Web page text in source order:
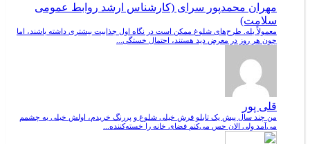
مهران محمدپور سرای (کارشناس ارشد روابط عمومی
سلامت)
معمولاً بله. طرح‌های شلوغ ممکن است در نگاه اول جذابیت بیشتری داشته باشند، اما
چون هر روز در معرض دید هستند، احتمال خستگی...
قلی پور
من چند سال پیش یک تابلو فرش خیلی شلوغ و پررنگ خریدم، اولش خیلی به چشمم
می‌آمد ولی الان حس می‌کنم فضای خانه را خسته‌کننده...